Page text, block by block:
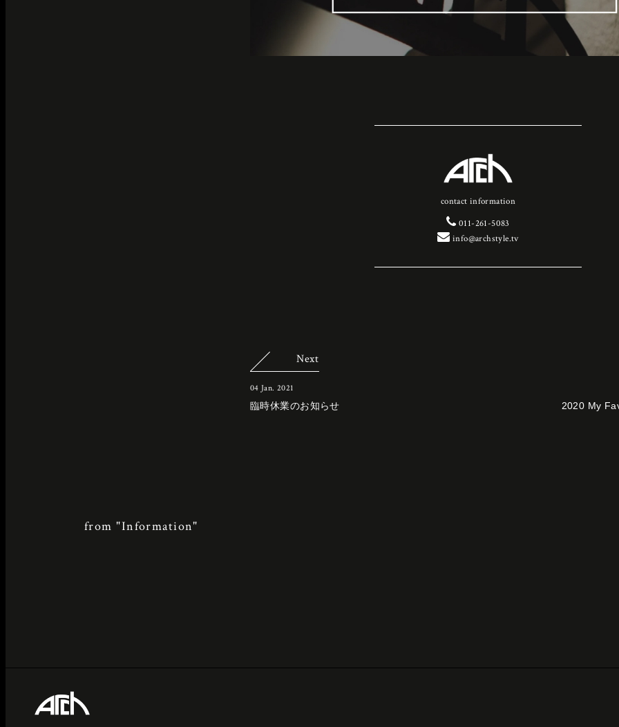
contact information
011-261-5083
info@archstyle.tv
Next
04 Jan. 2021
臨時休業のお知らせ 2020 My
from "Information"